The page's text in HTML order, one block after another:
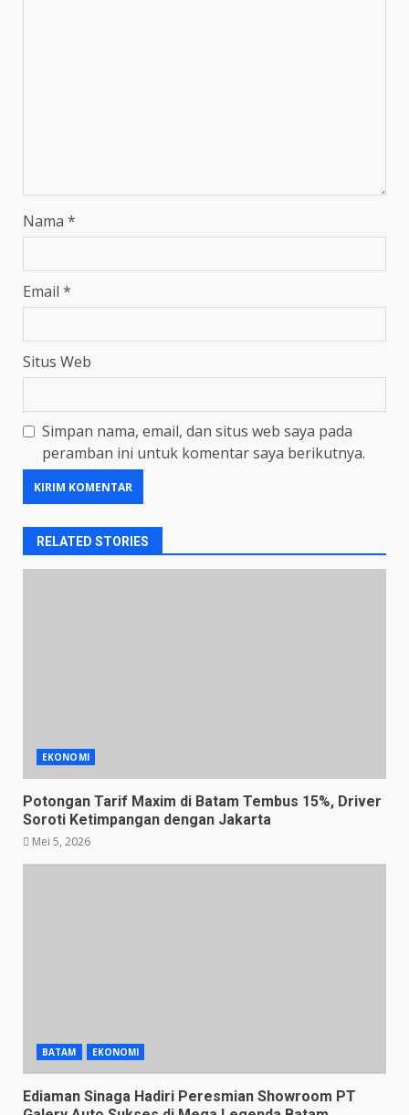
Nama *
Email *
Situs Web
Simpan nama, email, dan situs web saya pada
peramban ini untuk komentar saya berikutnya.
RELATED STORIES
EKONOMI
Potongan Tarif Maxim di Batam Tembus 15%, Driver
Soroti Ketimpangan dengan Jakarta
Mei 5, 2026
BATAM EKONOMI
Ediaman Sinaga Hadiri Peresmian Showroom PT